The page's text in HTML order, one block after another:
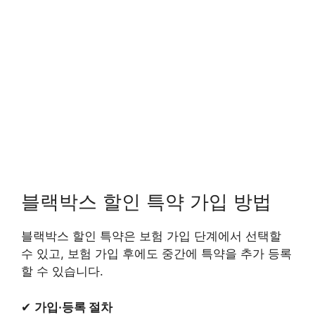
블랙박스 할인 특약 가입 방법
블랙박스 할인 특약은 보험 가입 단계에서 선택할
수 있고, 보험 가입 후에도 중간에 특약을 추가 등록
할 수 있습니다.
✔ 가입·등록 절차